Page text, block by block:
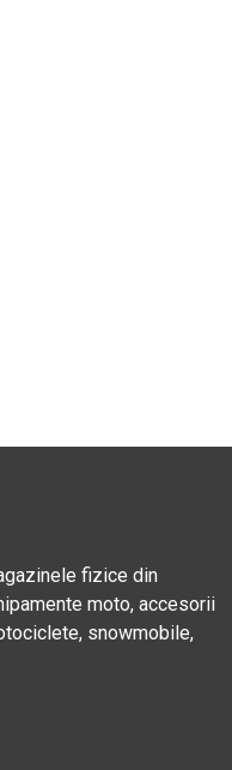
fizice din
moto, accesorii
snowmobile,